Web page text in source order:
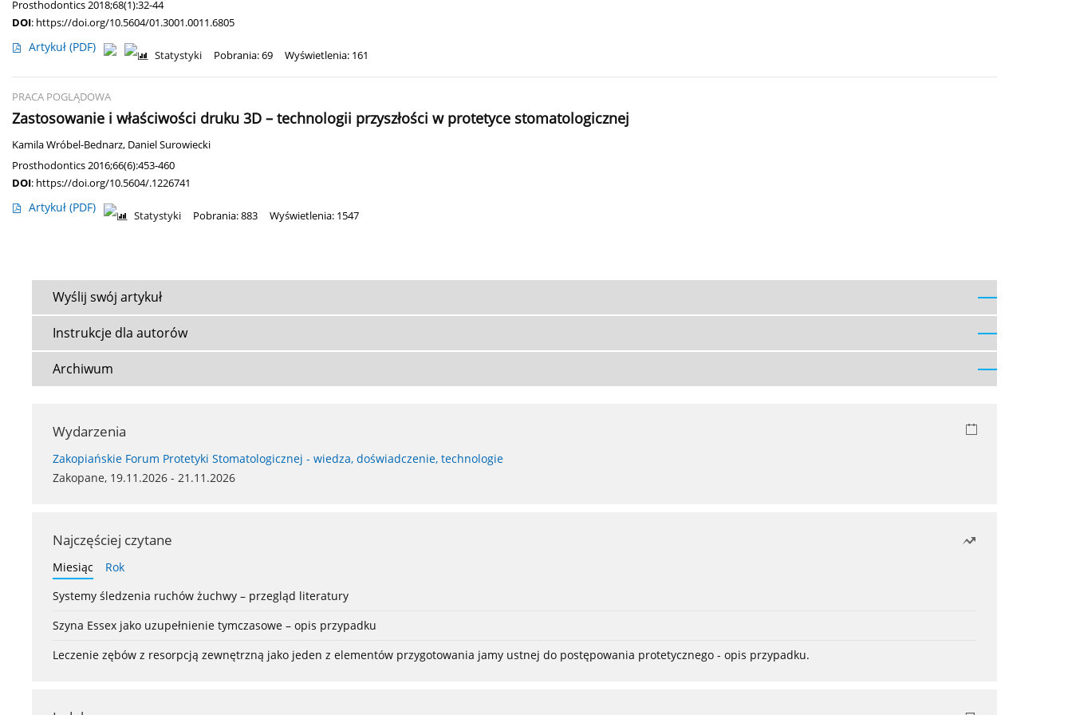
Prosthodontics 2018;68(1):32-44
DOI: https://doi.org/10.5604/01.3001.0011.6805
Artykuł (PDF)
Statystyki Pobrania: 69 Wyświetlenia: 161
PRACA POGLĄDOWA
Zastosowanie i właściwości druku 3D – technologii przyszłości w protetyce stomatologicznej
Kamila Wróbel-Bednarz, Daniel Surowiecki
Prosthodontics 2016;66(6):453-460
DOI: https://doi.org/10.5604/.1226741
Artykuł (PDF)
Statystyki Pobrania: 883 Wyświetlenia: 1547
Wyślij swój artykuł
Instrukcje dla autorów
Archiwum
Wydarzenia
Zakopiańskie Forum Protetyki Stomatologicznej - wiedza, doświadczenie, technologie
Zakopane, 19.11.2026 - 21.11.2026
Najczęściej czytane
Miesiąc
Rok
Systemy śledzenia ruchów żuchwy – przegląd literatury
Szyna Essex jako uzupełnienie tymczasowe – opis przypadku
Leczenie zębów z resorpcją zewnętrzną jako jeden z elementów przygotowania jamy ustnej do postępowania protetycznego - opis przypadku.